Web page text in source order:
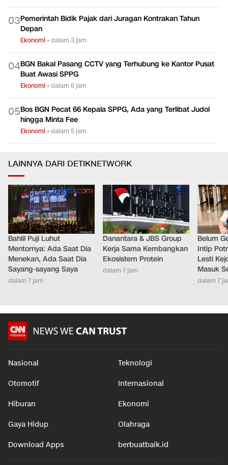
03Pemerintah Bidik Pajak dari Juragan Kontrakan Tahun
Depan
Ekonomi •dalam 3 jam
04BGN Bakal Pasang CCTV yang Terhubung ke Kantor Pusat
Buat Awasi SPPG
Ekonomi •dalam 6 jam
05Bos BGN Pecat 66 Kepala SPPG, Ada yang Terlibat Judol
hingga Minta Fee
Ekonomi •dalam 5 jam
LAINNYA DARI DETIKNETWORK
Bahlil Puji Luhut
Mentornya: Ada Saat Dia
Menekan, Ada Saat Dia
Sayang-sayang Saya
dalam 7 jam
Danantara & JBS Group
Kerja Sama Kembangkan
Ekosistem Protein
dalam 7 jam
Belum
Intip
Lesti
Masuk
dalam 7
Nasional Teknologi
Otomotif Internasional
Hiburan Ekonomi
Gaya Hidup Olahraga
Download Apps berbuatbaik.id